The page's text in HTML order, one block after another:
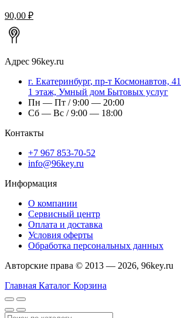
90,00 ₽
Адрес 96key.ru
г. Екатеринбург, пр-т Космонавтов, 41
1 этаж, Умный дом Бытовых услуг
Пн — Пт / 9:00 — 20:00
Сб — Вс / 9:00 — 18:00
Контакты
+7 967 853-70-52
info@96key.ru
Информация
О компании
Сервисный центр
Оплата и доставка
Условия оферты
Обработка персональных данных
Авторские права © 2013 — 2026, 96key.ru
Главная Каталог Корзина